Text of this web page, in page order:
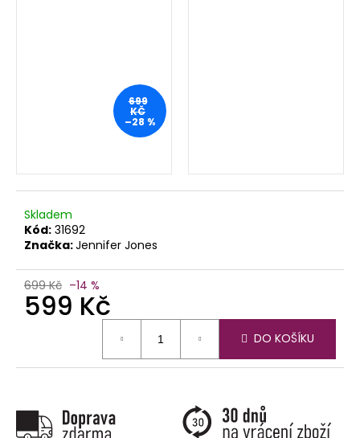
699
KČ
–28 %
Skladem
Kód: 31692
Značka:Jennifer Jones
699 Kč –14 %
599 Kč
DO KOŠÍKU